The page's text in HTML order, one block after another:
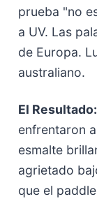
prueba "no
a UV. Las
de Europa.
australiano.
El Resultado:
enfrentaron
esmalte
agrietado
que el